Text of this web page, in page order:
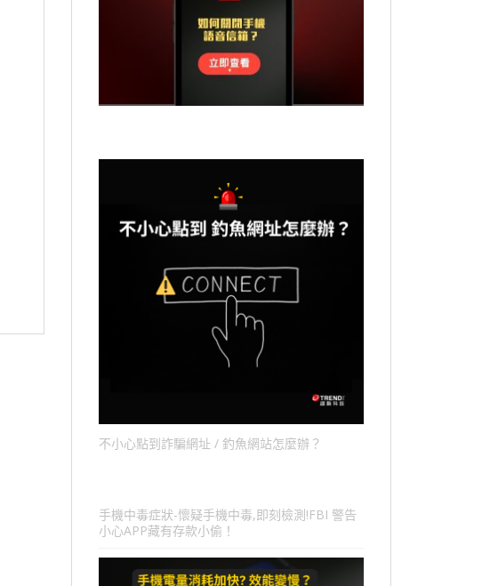
不小心點到詐騙網址 / 釣魚網站怎麼辦？
手機中毒症狀-懷疑手機中毒,即刻檢測!FBI 警告
小心APP藏有存款小偷！